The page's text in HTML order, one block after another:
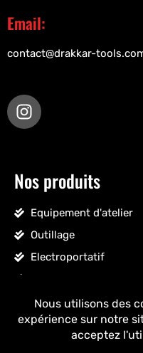
Email:
contact@drakkar-
Nos produits
Equipement d'atelier
Outillage
Electroportatif
Accessoires véhicules
Nettoyage, droguerie
Voir tous les produits